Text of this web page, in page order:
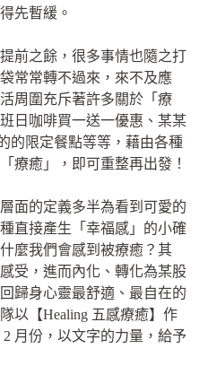
先暫緩。
前之餘，很多事情也隨之打
常常轉不過來，來不及應
周圍充斥著許多關於「療
日咖啡買一送一優惠、某某
的限定餐點等等，藉由各種
療癒」，即可重整再出發！
面的定義多半為看到可愛的
直接產生「幸福感」的小確
麼我們會感到被療癒？其
受，進而內化、轉化為某股
歸身心靈最舒適、最自在的
以【Healing 五感療癒】作
月份，以文字的力量，給予